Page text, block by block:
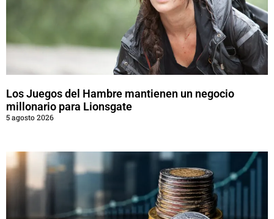
Los Juegos del Hambre mantienen un negocio
millonario para Lionsgate
5 agosto 2026